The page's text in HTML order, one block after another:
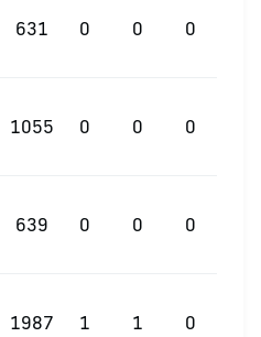
631 0 0 0
1055 0 0 0
639 0 0 0
1987 1 1 0